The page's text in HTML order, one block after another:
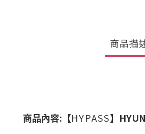
商品描
商品內容: 【HYPASS】